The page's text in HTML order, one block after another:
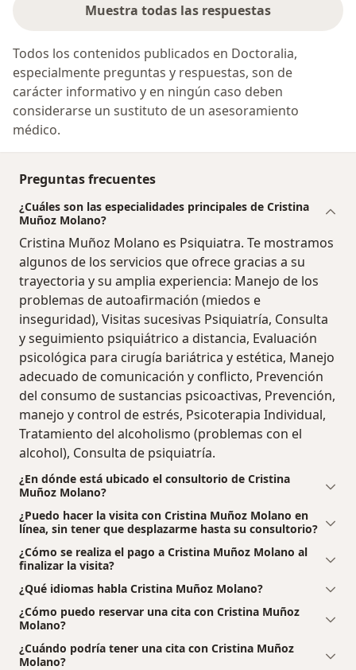
Muestra todas las respuestas
Todos los contenidos publicados en Doctoralia,
especialmente preguntas y respuestas, son de
carácter informativo y en ningún caso deben
considerarse un sustituto de un asesoramiento
médico.
Preguntas frecuentes
¿Cuáles son las especialidades principales de Cristina
Muñoz Molano?
Cristina Muñoz Molano es Psiquiatra. Te mostramos
algunos de los servicios que ofrece gracias a su
trayectoria y su amplia experiencia: Manejo de los
problemas de autoafirmación (miedos e
inseguridad), Visitas sucesivas Psiquiatría, Consulta
y seguimiento psiquiátrico a distancia, Evaluación
psicológica para cirugía bariátrica y estética, Manejo
adecuado de comunicación y conflicto, Prevención
del consumo de sustancias psicoactivas, Prevención,
manejo y control de estrés, Psicoterapia Individual,
Tratamiento del alcoholismo (problemas con el
alcohol), Consulta de psiquiatría.
¿En dónde está ubicado el consultorio de Cristina
Muñoz Molano?
¿Puedo hacer la visita con Cristina Muñoz Molano en
línea, sin tener que desplazarme hasta su consultorio?
¿Cómo se realiza el pago a Cristina Muñoz Molano al
finalizar la visita?
¿Qué idiomas habla Cristina Muñoz Molano?
¿Cómo puedo reservar una cita con Cristina Muñoz
Molano?
¿Cuándo podría tener una cita con Cristina Muñoz
Molano?